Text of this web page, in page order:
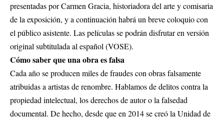
presentadas por Carmen Gracia, historiadora del arte y comisaria
de la exposición, y a continuación habrá un breve coloquio con
el público asistente. Las películas se podrán disfrutar en versión
original subtitulada al español (VOSE).
Cómo saber que una obra es falsa
Cada año se producen miles de fraudes con obras falsamente
atribuidas a artistas de renombre. Hablamos de delitos contra la
propiedad intelectual, los derechos de autor o la falsedad
documental. De hecho, desde que en 2014 se creó la Unidad de